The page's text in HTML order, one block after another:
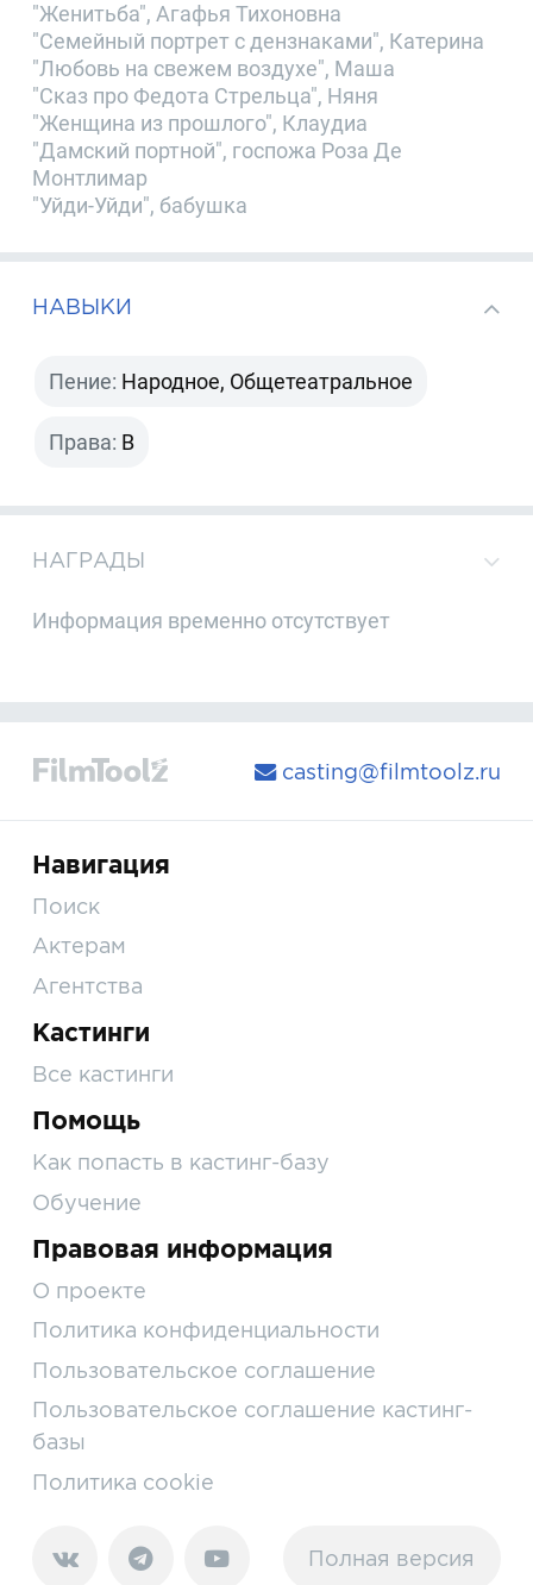
"Женитьба", Агафья Тихоновна
"Семейный портрет с дензнаками", Катерина
"Любовь на свежем воздухе", Маша
"Сказ про Федота Стрельца", Няня
"Женщина из прошлого", Клаудиа
"Дамский портной", госпожа Роза Де
Монтлимар
"Уйди-Уйди", бабушка
НАВЫКИ
Пение: Народное, Общетеатральное
Права: B
НАГРАДЫ
Информация временно отсутствует
casting@filmtoolz.ru
Навигация
Поиск
Актерам
Агентства
Кастинги
Все кастинги
Помощь
Как попасть в кастинг-базу
Обучение
Правовая информация
О проекте
Политика конфиденциальности
Пользовательское соглашение
Пользовательское соглашение кастинг-
базы
Политика cookie
Полная версия